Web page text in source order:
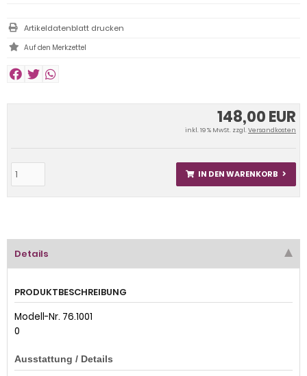
148,00 EUR
inkl. 19 % MwSt. zzgl.Versandkosten
IN DEN WARENKORB
Artikeldatenblatt drucken
Details
PRODUKTBESCHREIBUNG
Modell-Nr. 76.1001
0
Ausstattung / Details